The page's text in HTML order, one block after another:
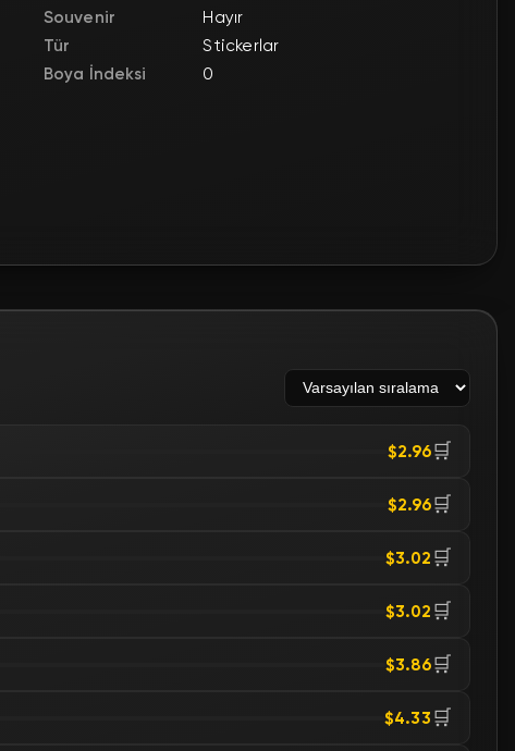
Souvenir
Hayır
Tür
Stickerlar
Boya İndeksi 0
$2.96🛒
$2.96🛒
$3.02 🛒
$3.02 🛒
$3.86🛒
$4.33 🛒